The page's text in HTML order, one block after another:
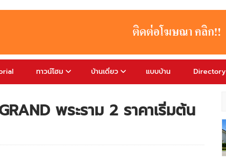
ทาวน์โฮม บ้านเดี่ยว แบบบ้าน Directory
พระราม 2 ราคาเริ่มต้น